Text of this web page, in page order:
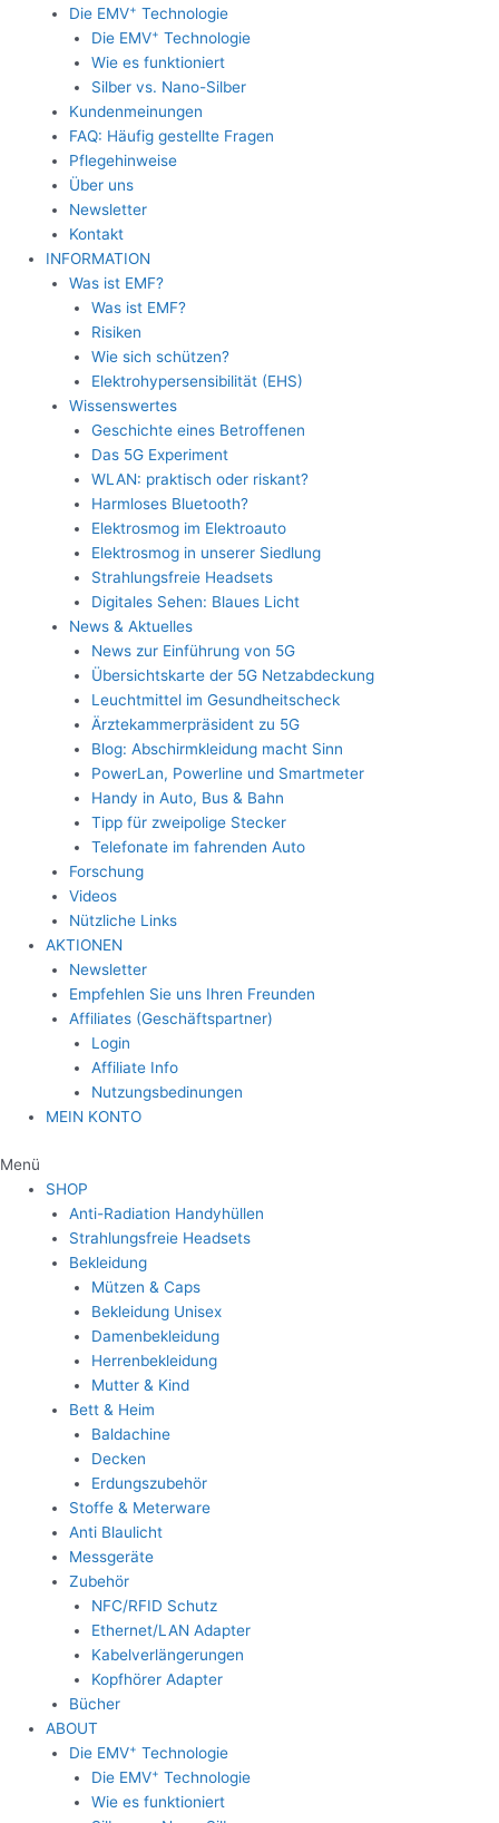
Die EMV+ Technologie
Die EMV+ Technologie
Wie es funktioniert
Silber vs. Nano-Silber
Kundenmeinungen
FAQ: Häufig gestellte Fragen
Pflegehinweise
Über uns
Newsletter
Kontakt
INFORMATION
Was ist EMF?
Was ist EMF?
Risiken
Wie sich schützen?
Elektrohypersensibilität (EHS)
Wissenswertes
Geschichte eines Betroffenen
Das 5G Experiment
WLAN: praktisch oder riskant?
Harmloses Bluetooth?
Elektrosmog im Elektroauto
Elektrosmog in unserer Siedlung
Strahlungsfreie Headsets
Digitales Sehen: Blaues Licht
News & Aktuelles
News zur Einführung von 5G
Übersichtskarte der 5G Netzabdeckung
Leuchtmittel im Gesundheitscheck
Ärztekammerpräsident zu 5G
Blog: Abschirmkleidung macht Sinn
PowerLan, Powerline und Smartmeter
Handy in Auto, Bus & Bahn
Tipp für zweipolige Stecker
Telefonate im fahrenden Auto
Forschung
Videos
Nützliche Links
AKTIONEN
Newsletter
Empfehlen Sie uns Ihren Freunden
Affiliates (Geschäftspartner)
Login
Affiliate Info
Nutzungsbedinungen
MEIN KONTO
Menü
SHOP
Anti-Radiation Handyhüllen
Strahlungsfreie Headsets
Bekleidung
Mützen & Caps
Bekleidung Unisex
Damenbekleidung
Herrenbekleidung
Mutter & Kind
Bett & Heim
Baldachine
Decken
Erdungszubehör
Stoffe & Meterware
Anti Blaulicht
Messgeräte
Zubehör
NFC/RFID Schutz
Ethernet/LAN Adapter
Kabelverlängerungen
Kopfhörer Adapter
Bücher
ABOUT
Die EMV+ Technologie
Die EMV+ Technologie
Wie es funktioniert